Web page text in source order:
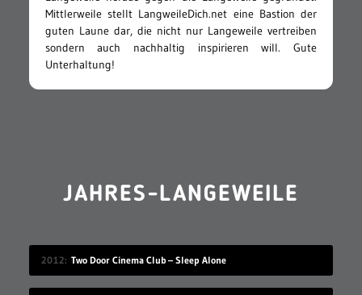
Mittlerweile stellt LangweileDich.net eine Bastion der
guten Laune dar, die nicht nur Langeweile vertreiben
sondern auch nachhaltig inspirieren will. Gute
Unterhaltung!
JAHRES-LANGEWEILE
2012 Two Door Cinema Club – Sleep Alone